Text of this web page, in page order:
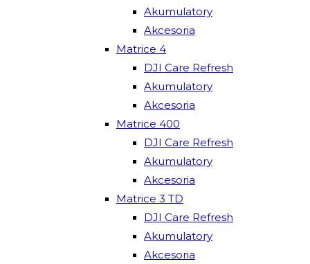
Akumulatory
Akcesoria
Matrice 4
DJI Care Refresh
Akumulatory
Akcesoria
Matrice 400
DJI Care Refresh
Akumulatory
Akcesoria
Matrice 3 TD
DJI Care Refresh
Akumulatory
Akcesoria